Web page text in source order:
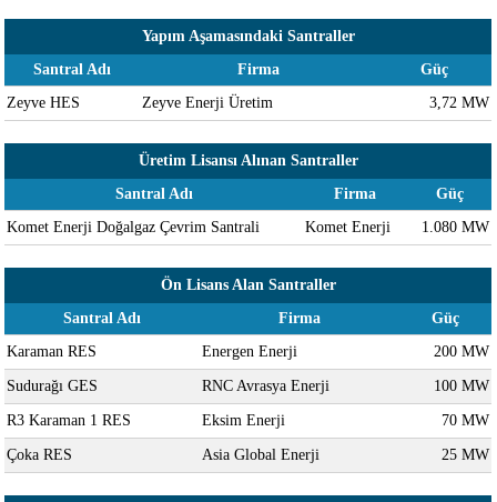
Yapım Aşamasındaki Santraller
Santral Adı
Firma
Güç
Zeyve HES
Zeyve Enerji Üretim 3,72 MW
Üretim Lisansı Alınan Santraller
Santral Adı
Firma
Güç
Komet Enerji Doğalgaz Çevrim Santrali
Komet Enerji 1.080 MW
Ön Lisans Alan Santraller
Santral Adı
Firma
Güç
Karaman RES
Energen Enerji 200 MW
Sudurağı GES RNC Avrasya Enerji 100 MW
R3 Karaman 1 RES Eksim Enerji 70 MW
Çoka RES Asia Global Enerji 25 MW